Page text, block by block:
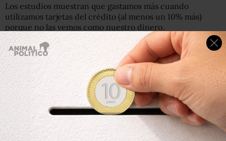
Los estudios muestran que gastamos más cuando
utilizamos tarjetas del crédito (al menos un 10% más)
porque no las vemos como nuestro dinero.
Qué es la "bicicleta financiera", un símbolo de la
Argentina de Macri con el que inversionistas de todo
el mundo han ganado millones
Si tienes más de una tarjeta, si rara vez pagas tu tarjeta
cada mes o si pagas tu tarjeta con tus ahorros todos los
meses porque gastaste en exceso, toma la decisión firme
de no usar crédito.